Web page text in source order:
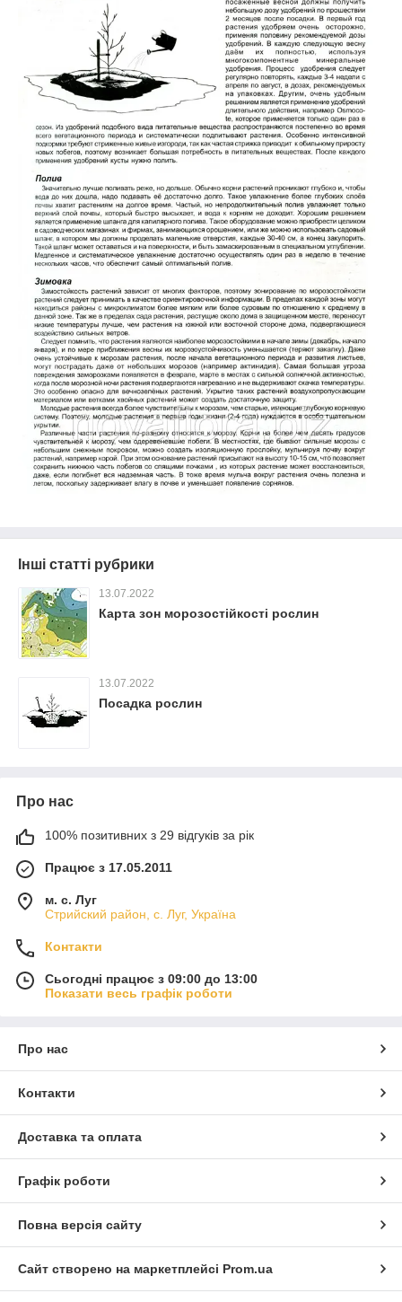
Інші статті рубрики
13.07.2022
Карта зон морозостійкості рослин
13.07.2022
Посадка рослин
Про нас
100% позитивних з 29 відгуків за рік
Працює з 17.05.2011
м. с. Луг
Стрийский район, с. Луг, Україна
Контакти
Сьогодні працює з 09:00 до 13:00
Показати весь графік роботи
Про нас
Контакти
Доставка та оплата
Графік роботи
Повна версія сайту
Сайт створено на маркетплейсі Prom.ua